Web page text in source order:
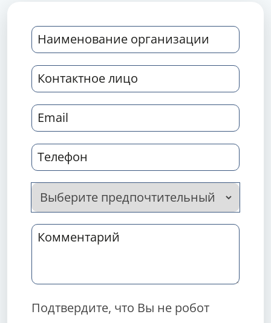
Подтвердите, что Вы не робот